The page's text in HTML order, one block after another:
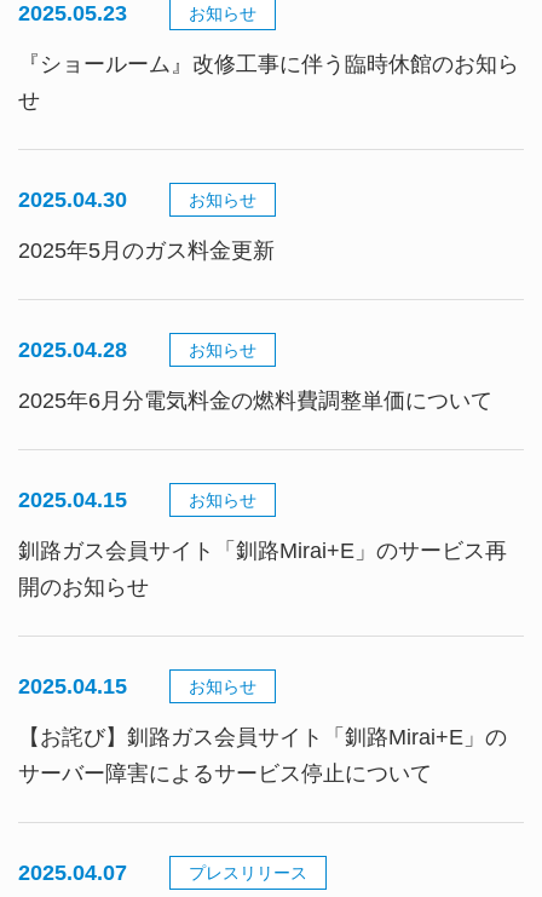
2025.05.23 お知らせ
『ショールーム』改修工事に伴う臨時休館のお知ら
せ
2025.04.30 お知らせ
2025年5月のガス料金更新
2025.04.28 お知らせ
2025年6月分電気料金の燃料費調整単価について
2025.04.15 お知らせ
釧路ガス会員サイト「釧路Mirai+E」のサービス再
開のお知らせ
2025.04.15 お知らせ
【お詫び】釧路ガス会員サイト「釧路Mirai+E」の
サーバー障害によるサービス停止について
2025.04.07 プレスリリース